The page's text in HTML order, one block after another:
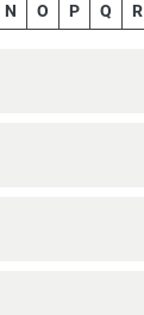
N O P Q R